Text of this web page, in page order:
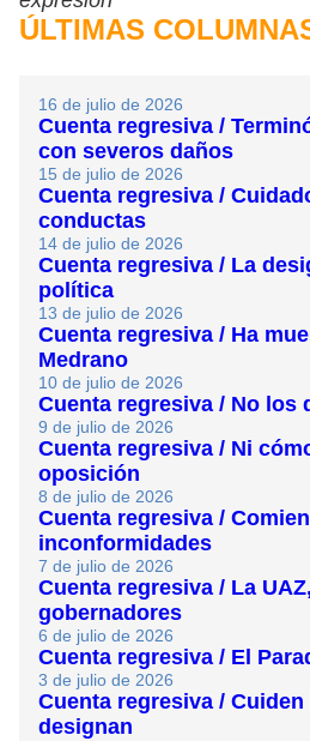
ÚLTIMAS
16 de julio de 2026
Cuenta regresiva /
con severos daños
15 de julio de 2026
Cuenta regresiva /
conductas
14 de julio de 2026
Cuenta regresiva / La
política
13 de julio de 2026
Cuenta regresiva / Ha
Medrano
10 de julio de 2026
Cuenta regresiva / No los
9 de julio de 2026
Cuenta regresiva / Ni
oposición
8 de julio de 2026
Cuenta regresiva /
inconformidades
7 de julio de 2026
Cuenta regresiva / La
gobernadores
6 de julio de 2026
Cuenta regresiva / El
3 de julio de 2026
Cuenta regresiva /
designan